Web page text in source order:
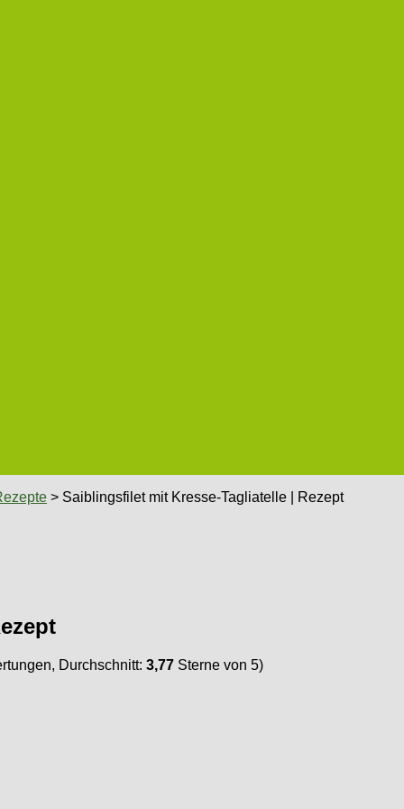
> Saiblingsfilet mit Kresse-Tagliatelle | Rezept
Durchschnitt: 3,77 Sterne von 5)